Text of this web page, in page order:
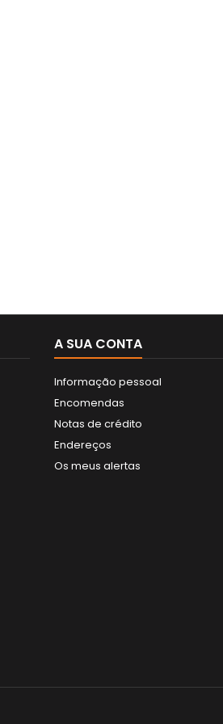
A SUA CONTA
Informação pessoal
Encomendas
Notas de crédito
Endereços
Os meus alertas